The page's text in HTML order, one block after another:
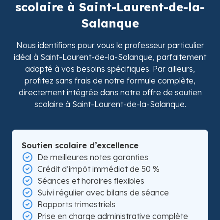
scolaire à Saint-Laurent-de-la-
Salanque
Nous identifions pour vous le professeur particulier
idéal à Saint-Laurent-de-la-Salanque, parfaitement
adapté à vos besoins spécifiques. Par ailleurs,
profitez sans frais de notre formule complète,
directement intégrée dans notre offre de soutien
scolaire à Saint-Laurent-de-la-Salanque.
Soutien scolaire d’excellence
De meilleures notes garanties
Crédit d’impôt immédiat de 50 %
Séances et horaires flexibles
Suivi régulier avec bilans de séance
Rapports trimestriels
Prise en charge administrative complète